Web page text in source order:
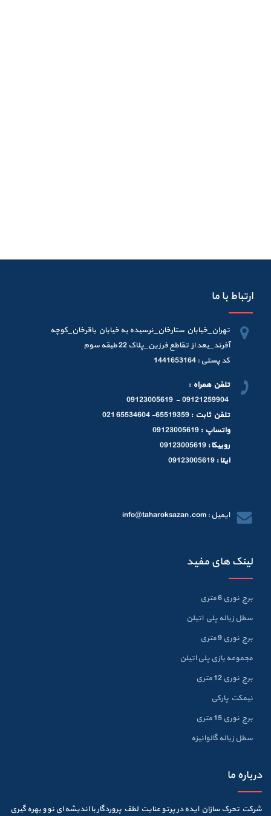
ارتباط با ما
تهران_خیابان ستارخان_نرسیده به خیابان باقرخان_کوچه
آفرند_بعد از تقاطع فرزین_پلاک 22 طبقه سوم
کد پستی : 1441653164
تلفن همراه :
09121259904 - 09123005619
تلفن ثابت : 65519359- 65534604 021
واتساپ : 09123005619
روبیکا : 09123005619
ایتا : 09123005619
ایمیل : info@taharoksazan.com
لینک های مفید
برج نوری 6 متری
سطل زباله پلي اتيلن
برج نوری 9 متری
مجموعه بازی پلی اتیلن
برج نوری 12 متری
نیمکت پارکی
برج نوری 15 متری
سطل زباله گالوانيزه
درباره ما
شرکت تحرک سازان ایده در پرتو عنایت لطف پروردگار با اندیشه ای نو و بهره گیری